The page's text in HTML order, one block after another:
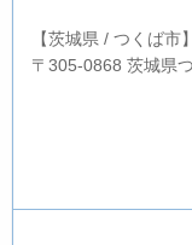
【茨城県 / つくば市】
〒305-0868 茨城県